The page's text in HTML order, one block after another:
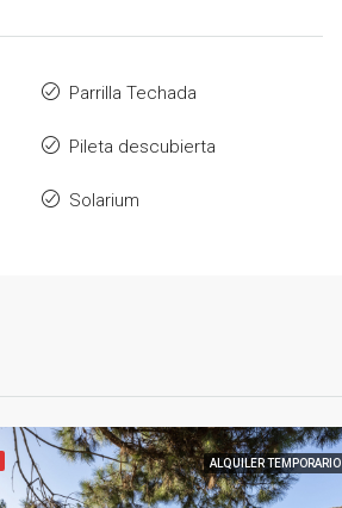
Parrilla Techada
Pileta descubierta
Solarium
ALQUILER TEMPORARIO